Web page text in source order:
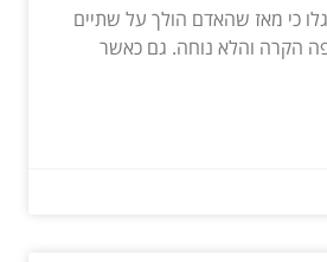
כי מאז שהאדם הולך על שתיים
הקרה והלא נוחה. גם כאשר